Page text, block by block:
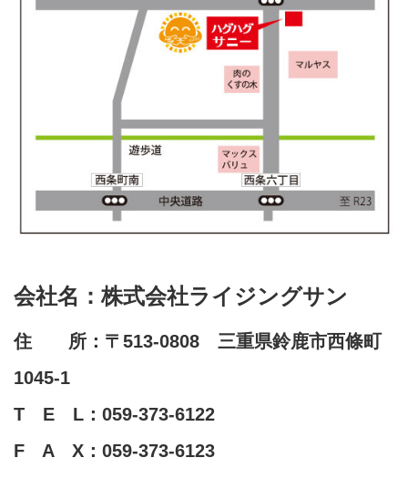
会社名：株式会社ライジングサン
住 所：〒513-0808 三重県鈴鹿市西條町
1045-1
T E L：059-373-6122
F A X：059-373-6123